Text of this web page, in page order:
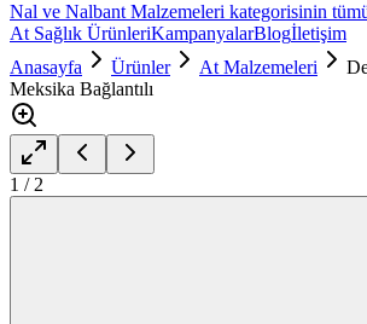
Nal ve Nalbant Malzemeleri kategorisinin
At Sağlık ÜrünleriKampanyalarBlogİletişim
Anasayfa
Ürünler At Malzemeleri
Meksika Bağlantılı
1 / 2